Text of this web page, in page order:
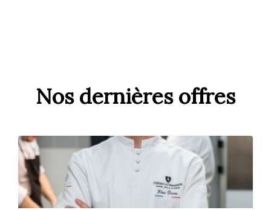
Nos dernières offres